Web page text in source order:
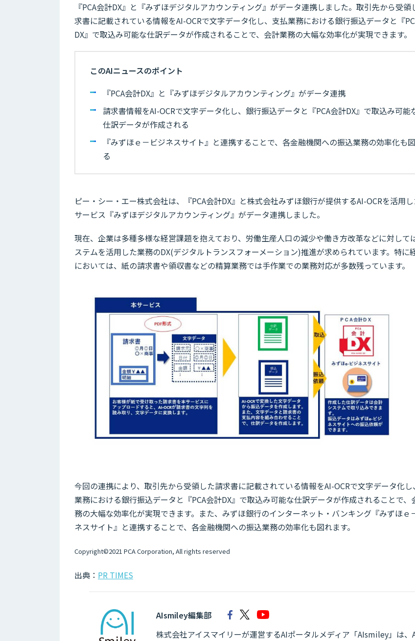
『PCA会計DX』と『みずほデジタルアカウンティング』がデータ連携しました。取引先から受領
求書に記載されている情報をAI-OCRで文字データ化し、支払業務における銀行振込データと『
DX』で取込み可能な仕訳データが作成されることで、会計業務の大幅な効率化が実現できます。
このAIニュースのポイント
『PCA会計DX』と『みずほデジタルアカウンティング』がデータ連携
請求書情報をAI-OCRで文字データ化し、銀行振込データと『PCA会計DX』で取込み可能
仕訳データが作成される
『みずほｅ－ビジネスサイト』と連携することで、各金融機関への振込業務の効率化も
る
ピー・シー・エー株式会社は、『PCA会計DX』と株式会社みずほ銀行が提供するAI-OCRを活用
サービス『みずほデジタルアカウンティング』がデータ連携しました。
現在、企業は多種多様な経営課題を抱えており、労働生産人口の減少や働き方改革などに対して
ステムを活用した業務のDX(デジタルトランスフォーメーション)推進が求められています。特に
においては、紙の請求書や領収書などの精算業務では手作業での業務対応が多数残っています。
今回の連携により、取引先から受領した請求書に記載されている情報をAI-OCRで文字データ化し
業務における銀行振込データと『PCA会計DX』で取込み可能な仕訳データが作成されることで、
務の大幅な効率化が実現できます。また、みずほ銀行のインターネット・バンキング『みずほｅ
ネスサイト』と連携することで、各金融機関への振込業務の効率化も図れます。
Copyright©2021 PCA Corporation, All rights reserved
出典： PR TIMES
AIsmiley編集部
株式会社アイスマイリーが運営するAIポータルメディア「AIsmiley」は、